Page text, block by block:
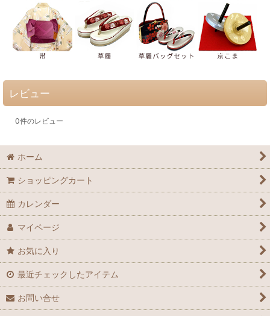
レビュー
0件のレビュー
ホーム
ショッピングカート
カレンダー
マイページ
お気に入り
最近チェックしたアイテム
お問い合せ